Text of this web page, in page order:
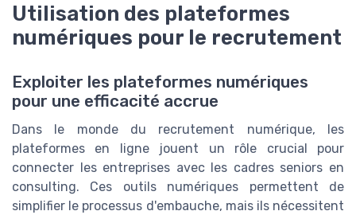
Utilisation des plateformes
numériques pour le recrutement
Exploiter les plateformes numériques
pour une efficacité accrue
Dans le monde du recrutement numérique, les
plateformes en ligne jouent un rôle crucial pour
connecter les entreprises avec les cadres seniors en
consulting. Ces outils numériques permettent de
simplifier le processus d'embauche, mais ils nécessitent